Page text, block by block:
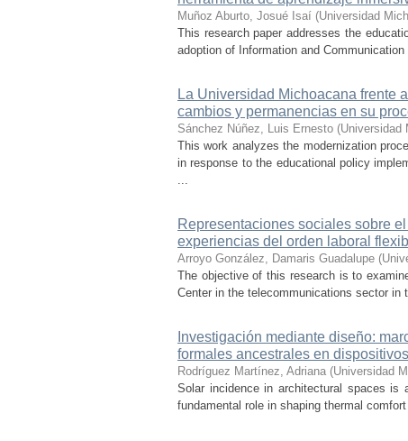
Muñoz Aburto, Josué Isaí (Universidad
This research paper addresses the
adoption of Information and
La Universidad Michoacana frente
cambios y permanencias en su
Sánchez Núñez, Luis Ernesto (Universidad
This work analyzes the modernization
in response to the educational policy
...
Representaciones sociales sobre
experiencias del orden laboral
Arroyo González, Damaris Guadalupe (
The objective of this research is to
Center in the telecommunications sector
Investigación mediante diseño:
formales ancestrales en
Rodríguez Martínez, Adriana (Universidad
Solar incidence in architectural spaces is
fundamental role in shaping thermal